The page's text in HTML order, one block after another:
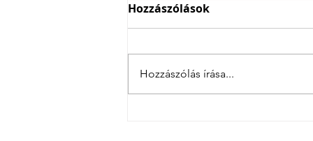
4 csatás Szlovéniában
Hozzászólások
Hozzászólás írása...